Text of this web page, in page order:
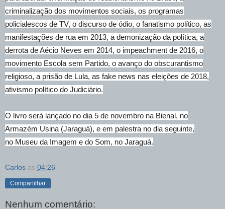
criminalização dos movimentos sociais, os programas
policialescos de TV, o discurso de ódio, o fanatismo político, as
manifestações de rua em 2013, a demonização da política, a
derrota de Aécio Neves em 2014, o impeachment de 2016, o
movimento Escola sem Partido, o avanço do obscurantismo
religioso, a prisão de Lula, as fake news nas eleições de 2018,
ativismo político do Judiciário.
O livro será lançado no dia 5 de novembro na Bienal, no
Armazém Usina (Jaraguá), e em palestra no dia seguinte,
no Museu da Imagem e do Som, no Jaraguá.
Carlos às 04:26
Compartilhar
Nenhum comentário: